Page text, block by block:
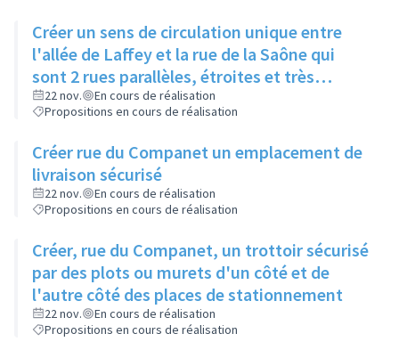
Créer un sens de circulation unique entre
l'allée de Laffey et la rue de la Saône qui
sont 2 rues parallèles, étroites et très
proches, en double sens
22 nov.
En cours de réalisation
Propositions en cours de réalisation
Créer rue du Companet un emplacement de
livraison sécurisé
22 nov.
En cours de réalisation
Propositions en cours de réalisation
Créer, rue du Companet, un trottoir sécurisé
par des plots ou murets d'un côté et de
l'autre côté des places de stationnement
22 nov.
En cours de réalisation
Propositions en cours de réalisation